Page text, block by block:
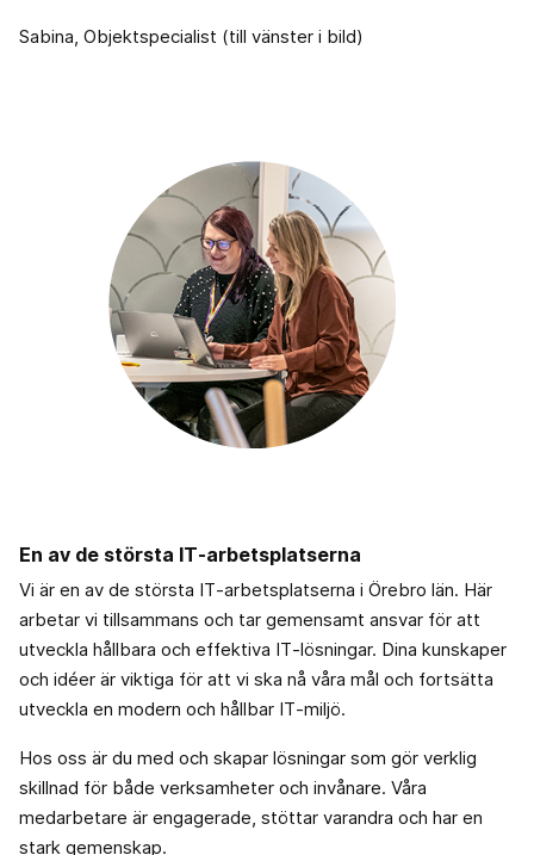
Sabina, Objektspecialist (till vänster i bild)
En av de största IT‑arbetsplatserna
Vi är en av de största IT‑arbetsplatserna i Örebro län. Här
arbetar vi tillsammans och tar gemensamt ansvar för att
utveckla hållbara och effektiva IT‑lösningar. Dina kunskaper
och idéer är viktiga för att vi ska nå våra mål och fortsätta
utveckla en modern och hållbar IT‑miljö.
Hos oss är du med och skapar lösningar som gör verklig
skillnad för både verksamheter och invånare. Våra
medarbetare är engagerade, stöttar varandra och har en
stark gemenskap.